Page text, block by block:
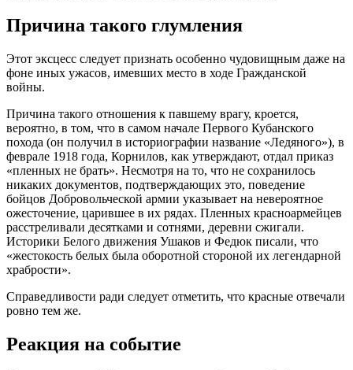
Причина такого глумления
Этот эксцесс следует признать особенно чудовищным даже на
фоне иных ужасов, имевших место в ходе Гражданской
войны.
Причина такого отношения к павшему врагу, кроется,
вероятно, в том, что в самом начале Первого Кубанского
похода (он получил в историографии название «Ледяного»), в
феврале 1918 года, Корнилов, как утверждают, отдал приказ
«пленных не брать». Несмотря на то, что не сохранилось
никаких документов, подтверждающих это, поведение
бойцов Добровольческой армии указывает на невероятное
ожесточение, царившее в их рядах. Пленных красноармейцев
расстреливали десятками и сотнями, деревни сжигали.
Историки Белого движения Ушаков и Федюк писали, что
«жестокость белых была оборотной стороной их легендарной
храбрости».
Справедливости ради следует отметить, что красные отвечали
ровно тем же.
Реакция на событие